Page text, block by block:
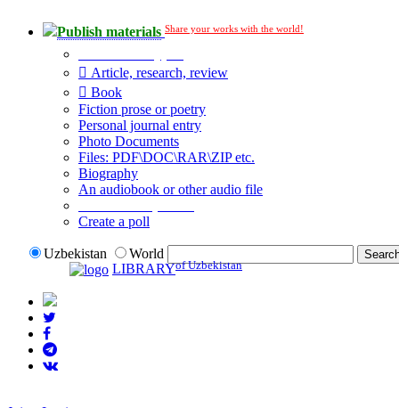
Publish materials Share your works with the world!
Article, research, review
Book
Fiction prose or poetry
Personal journal entry
Photo Documents
Files: PDF\DOC\RAR\ZIP etc.
Biography
An audiobook or other audio file
Create a poll
Uzbekistan
World
LIBRARYof Uzbekistan